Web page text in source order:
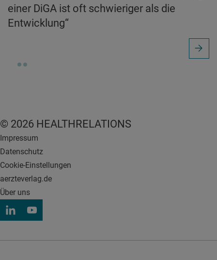
einer DiGA ist oft schwieriger als die
Entwicklung“
© 2026 HEALTHRELATIONS
Impressum
Datenschutz
Cookie-Einstellungen
aerzteverlag.de
Über uns